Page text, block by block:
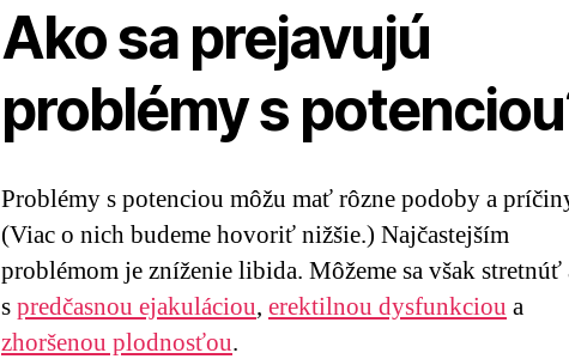
Ako sa prejavujú
problémy s
Problémy s potenciou môžu mať rôzne podoby a
(Viac o nich budeme hovoriť nižšie.) Najčastejším
problémom je zníženie libida. Môžeme sa však stretnúť
spredčasnou ejakuláciou, erektilnou dysfunkciou a
zhoršenou plodnosťou.